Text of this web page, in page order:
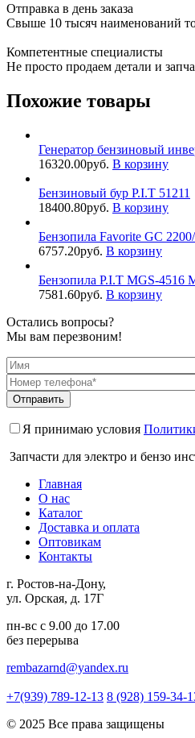
Отправка в день заказа
Свыше 10 тысяч наименований
Компетентные специалисты
Не просто продаем детали и
Похожие товары
Генератор бензиновый
16320.00руб. В корзину
Бензиновый бур P.I.T 51211
18400.80руб. В корзину
Бензопила Favorite GC
6757.20руб. В корзину
Бензопила P.I.T MGS-4516
7581.60руб. В корзину
Остались вопросы?
Мы вам перезвоним!
Я принимаю условия
Запчасти для электро и бензо
Главная
О нас
Каталог
Доставка и оплата
Оптовикам
Контакты
г. Ростов-на-Дону,
ул. Орская, д. 17Г
пн-вс с 9.00 до 17.00
без перерыва
rembazarnd@yandex.ru
+7(939) 789-12-13 8 (928) 159-34-
© 2025 Все права защищены